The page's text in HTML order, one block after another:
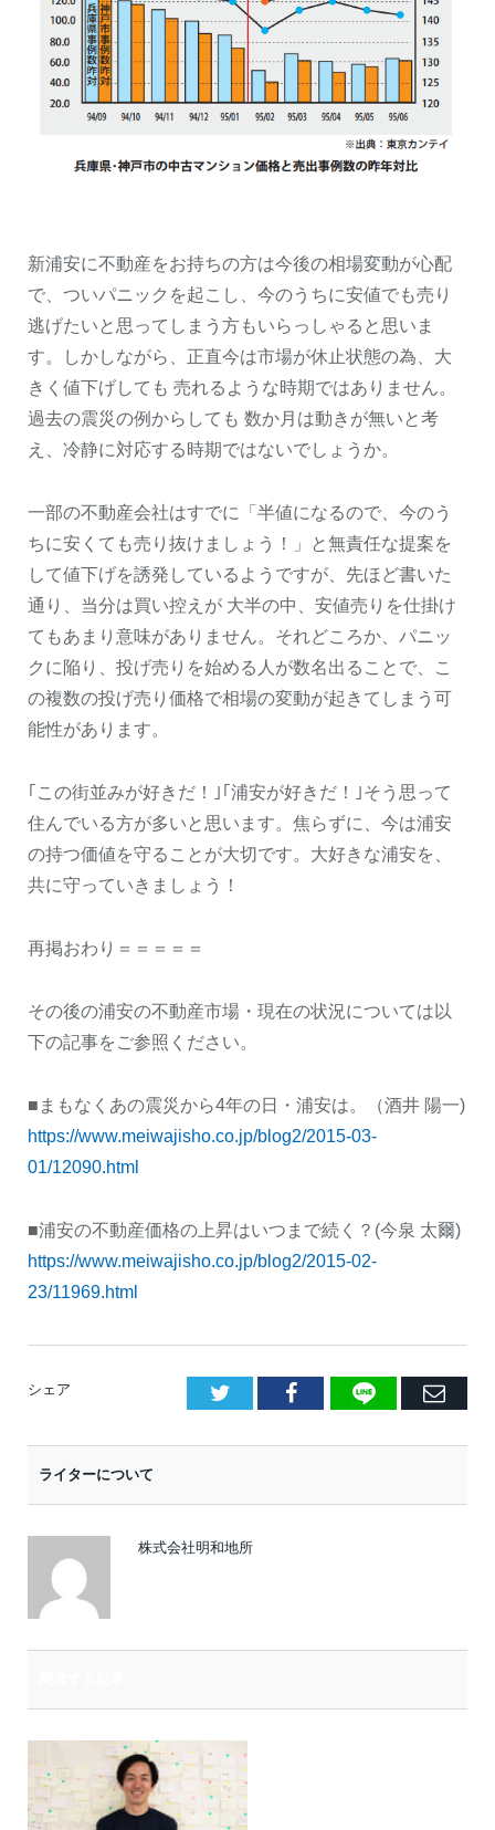
新浦安に不動産をお持ちの方は今後の相場変動が心配
で、ついパニックを起こし、今のうちに安値でも売り
逃げたいと思ってしまう方もいらっしゃると思いま
す。しかしながら、正直今は市場が休止状態の為、大
きく値下げしても 売れるような時期ではありません。
過去の震災の例からしても 数か月は動きが無いと考
え、冷静に対応する時期ではないでしょうか。
一部の不動産会社はすでに「半値になるので、今のう
ちに安くても売り抜けましょう！」と無責任な提案を
して値下げを誘発しているようですが、先ほど書いた
通り、当分は買い控えが 大半の中、安値売りを仕掛け
てもあまり意味がありません。それどころか、パニッ
クに陥り、投げ売りを始める人が数名出ることで、こ
の複数の投げ売り価格で相場の変動が起きてしまう可
能性があります。
｢この街並みが好きだ！｣｢浦安が好きだ！｣そう思って
住んでいる方が多いと思います。焦らずに、今は浦安
の持つ価値を守ることが大切です。大好きな浦安を、
共に守っていきましょう！
再掲おわり＝＝＝＝＝
その後の浦安の不動産市場・現在の状況については以
下の記事をご参照ください。
■まもなくあの震災から4年の日・浦安は。（酒井 陽一)
https://www.meiwajisho.co.jp/blog2/2015-03-
01/12090.html
■浦安の不動産価格の上昇はいつまで続く？(今泉 太爾)
https://www.meiwajisho.co.jp/blog2/2015-02-
23/11969.html
シェア Facebook
LINE
E
ライターについて
株式会社明和地所